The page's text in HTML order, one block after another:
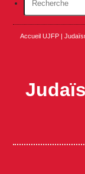
Accueil UJFP|